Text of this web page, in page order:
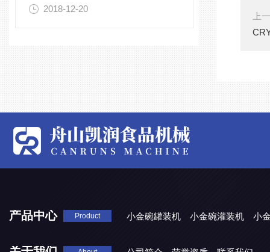
2018-12-20
上
产品中心 Product 小金碗罐装机 小金碗灌装机 小